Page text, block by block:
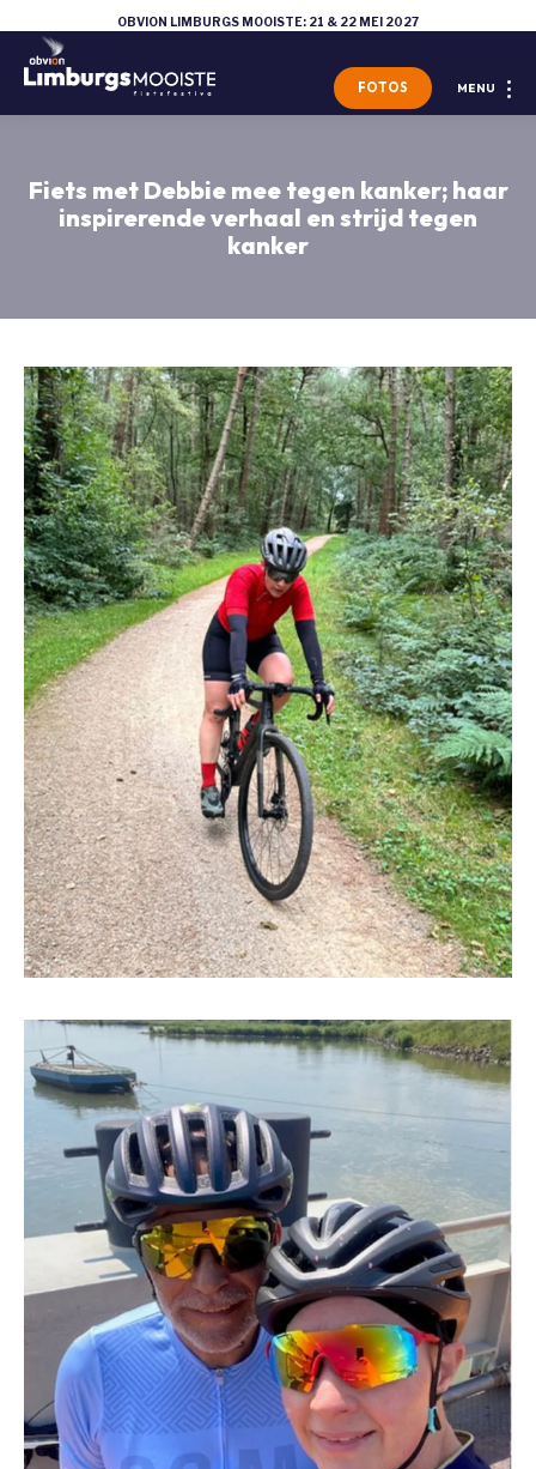
OBVION LIMBURGS MOOISTE: 21 & 22 MEI 2027
MENU
FOTOS
Fiets met Debbie mee tegen kanker; haar
inspirerende verhaal en strijd tegen
kanker